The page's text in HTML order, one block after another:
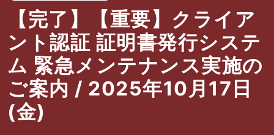
【完了】【重要】クライア
ント認証 証明書発行システ
ム 緊急メンテナンス実施の
ご案内 / 2025年10月17日
(金)